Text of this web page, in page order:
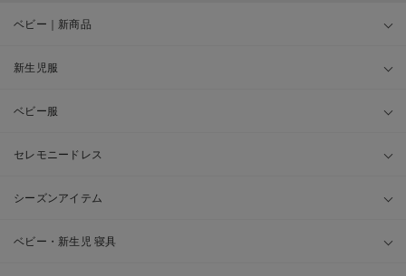
ベビー｜新商品
新生児服
ベビー服
セレモニードレス
シーズンアイテム
ベビー・新生児 寝具